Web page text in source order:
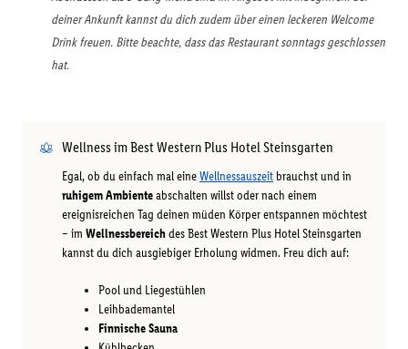
deiner Ankunft kannst du dich zudem über einen leckeren Welcome
Drink freuen. Bitte beachte, dass das Restaurant sonntags geschlossen
hat.
Wellness im Best Western Plus Hotel Steinsgarten
Egal, ob du einfach mal eineWellnessauszeit brauchst und in
ruhigem Ambienteabschalten willst oder nach einem
ereignisreichen Tag deinen müden Körper entspannen möchtest
– im Wellnessbereichdes Best Western Plus Hotel Steinsgarten
kannst du dich ausgiebiger Erholung widmen. Freu dich auf:
Pool und Liegestühlen
Leihbademantel
Finnische Sauna